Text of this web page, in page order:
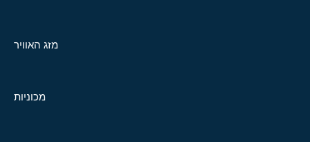
מזג האוויר
מכוניות